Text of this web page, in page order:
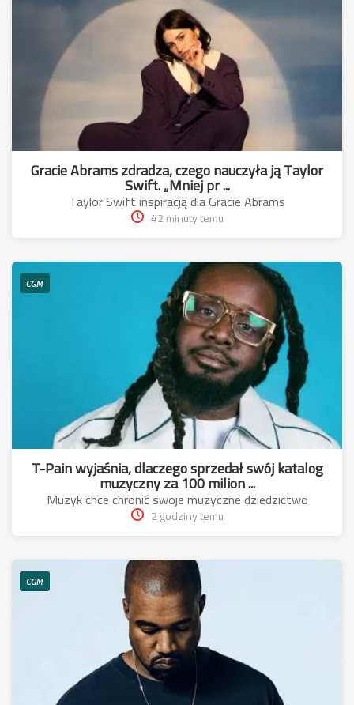
Gracie Abrams zdradza, czego nauczyła ją Taylor
Swift. „Mniej pr ...
Taylor Swift inspiracją dla Gracie Abrams
42 minuty temu
CGM
T-Pain wyjaśnia, dlaczego sprzedał swój katalog
muzyczny za 100 milion ...
Muzyk chce chronić swoje muzyczne dziedzictwo
2 godziny temu
CGM